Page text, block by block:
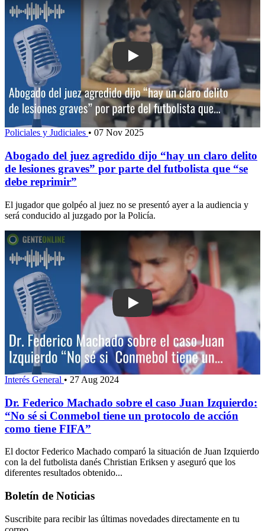
Play: Abogado del juez agredido dijo
Policiales y Judiciales • 07 Nov 2025
Abogado del juez agredido dijo “hay un claro delito
de lesiones graves” por parte del futbolista que “se
debe reprimir”
El jugador que golpéo al juez no se presentó ayer a la audiencia y
será conducido al juzgado por la Policía.
Play: Dr. Federico Machado sobre el
Interés General • 27 Aug 2024
Dr. Federico Machado sobre el caso Juan Izquierdo:
“No sé si Conmebol tiene un protocolo de acción
como tiene FIFA”
El doctor Federico Machado comparó la situación de Juan Izquierdo
con la del futbolista danés Christian Eriksen y aseguró que los
diferentes resultados obtenido...
Boletín de Noticias
Suscribite para recibir las últimas novedades directamente en tu